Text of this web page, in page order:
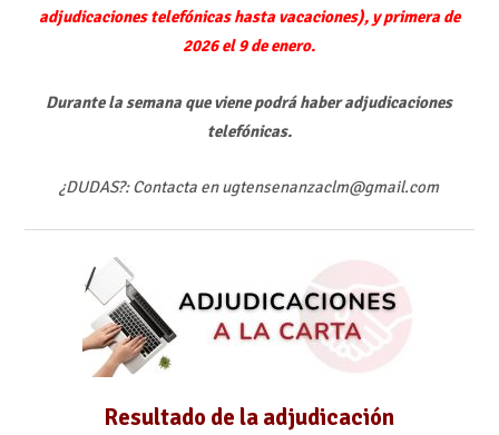
adjudicaciones telefónicas hasta vacaciones), y primera de
2026 el 9 de enero.
Durante la semana que viene podrá haber adjudicaciones
telefónicas.
¿DUDAS?: Contacta en ugtensenanzaclm@gmail.com
Resultado de la adjudicación